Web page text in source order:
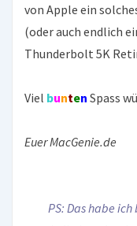
von Apple ein
(oder auch endlich
Thunderbolt 5K
Viel bunten Spass
Euer MacGenie.de
PS: Das habe